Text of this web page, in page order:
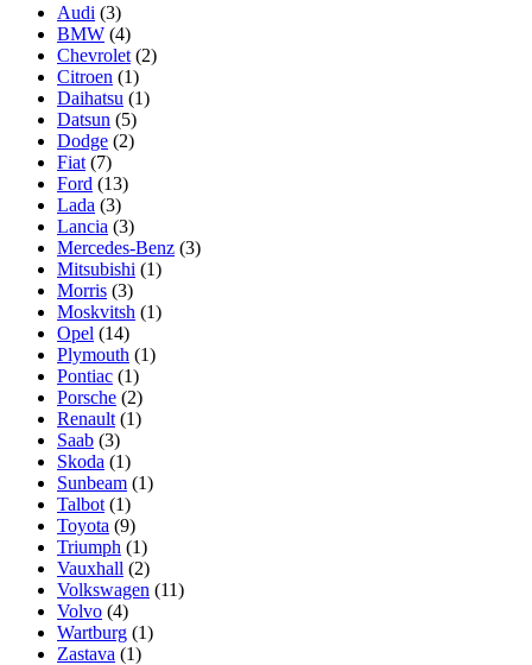
Audi (3)
BMW (4)
Chevrolet (2)
Citroen (1)
Daihatsu (1)
Datsun (5)
Dodge (2)
Fiat (7)
Ford (13)
Lada (3)
Lancia (3)
Mercedes-Benz (3)
Mitsubishi (1)
Morris (3)
Moskvitsh (1)
Opel (14)
Plymouth (1)
Pontiac (1)
Porsche (2)
Renault (1)
Saab (3)
Skoda (1)
Sunbeam (1)
Talbot (1)
Toyota (9)
Triumph (1)
Vauxhall (2)
Volkswagen (11)
Volvo (4)
Wartburg (1)
Zastava (1)